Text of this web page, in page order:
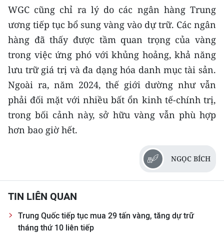
VỀ BÁO NHÂN DÂN
THỜI NAY
NHÂN DÂN CUỐI TUẦN
NHÂN DÂN HẰNG THÁNG
MUA BÁO
中文
FRANÇAIS
WGC cũng chỉ ra lý do các ngân hàng Trung
ương tiếp tục bổ sung vàng vào dự trữ. Các ngân
hàng đã thấy được tầm quan trọng của vàng
trong việc ứng phó với khủng hoảng, khả năng
lưu trữ giá trị và đa dạng hóa danh mục tài sản.
Ngoài ra, năm 2024, thế giới dường như vẫn
phải đối mặt với nhiều bất ổn kinh tế-chính trị,
trong bối cảnh này, sở hữu vàng vẫn phù hợp
hơn bao giờ hết.
NGỌC BÍCH
TIN LIÊN QUAN
Trung Quốc tiếp tục mua 29 tấn vàng, tăng dự trữ
tháng thứ 10 liên tiếp